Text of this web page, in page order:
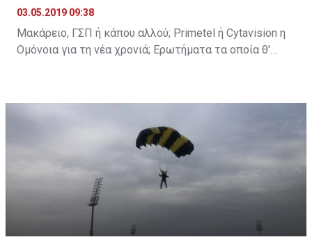
03.05.2019 09:38
Μακάρειο, ΓΣΠ ή κάπου αλλού; Primetel ή Cytavision η
Ομόνοια για τη νέα χρονιά; Ερωτήματα τα οποία θ'